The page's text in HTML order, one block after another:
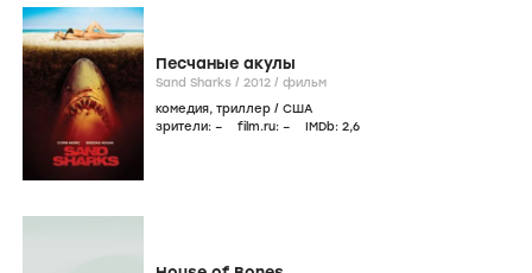
Песчаные акулы
Sand Sharks / 2012 / фильм
комедия, триллер / США
зрители: – film.ru: – IMDb: 2,6